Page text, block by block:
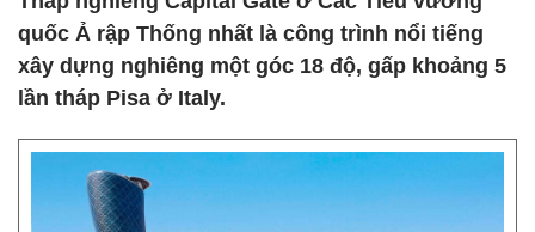
quốc Ả rập Thống nhất là công trình nổi tiếng
xây dựng nghiêng một góc 18 độ, gấp khoảng 5
lần tháp Pisa ở Italy.